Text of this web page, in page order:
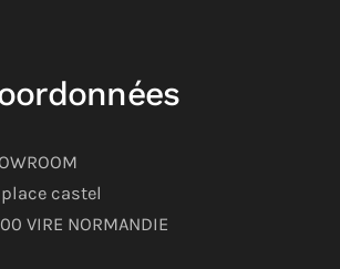
castel
VIRE NORMANDIE